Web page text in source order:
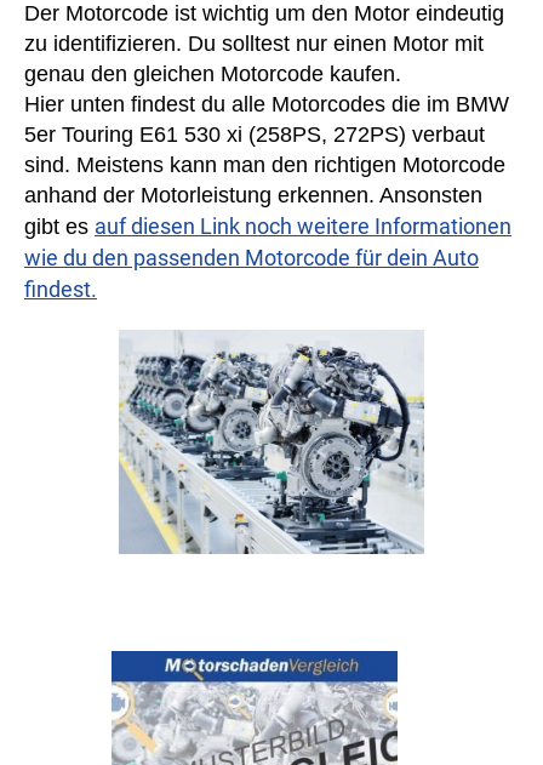
Der Motorcode ist wichtig um den Motor eindeutig
zu identifizieren. Du solltest nur einen Motor mit
genau den gleichen Motorcode kaufen.
Hier unten findest du alle Motorcodes die im BMW
5er Touring E61 530 xi (258PS, 272PS) verbaut
sind. Meistens kann man den richtigen Motorcode
anhand der Motorleistung erkennen. Ansonsten
gibt es auf diesen Link noch weitere Informationen
wie du den passenden Motorcode für dein Auto
findest.